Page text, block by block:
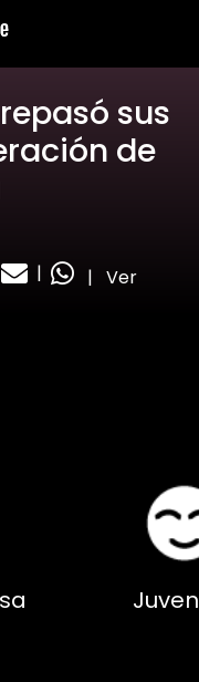
sus
de
| | Ver